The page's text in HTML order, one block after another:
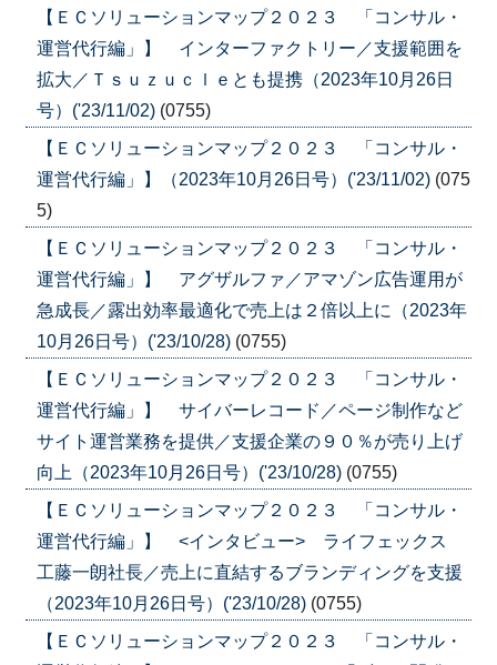
【ＥＣソリューションマップ２０２３ 「コンサル・
運営代行編」】 インターファクトリー／支援範囲を
拡大／Ｔｓｕｚｕｃｌｅとも提携（2023年10月26日
号）('23/11/02) (0755)
【ＥＣソリューションマップ２０２３ 「コンサル・
運営代行編」】（2023年10月26日号）('23/11/02) (075
5)
【ＥＣソリューションマップ２０２３ 「コンサル・
運営代行編」】 アグザルファ／アマゾン広告運用が
急成長／露出効率最適化で売上は２倍以上に（2023年
10月26日号）('23/10/28) (0755)
【ＥＣソリューションマップ２０２３ 「コンサル・
運営代行編」】 サイバーレコード／ページ制作など
サイト運営業務を提供／支援企業の９０％が売り上げ
向上（2023年10月26日号）('23/10/28) (0755)
【ＥＣソリューションマップ２０２３ 「コンサル・
運営代行編」】 <インタビュー> ライフェックス
工藤一朗社長／売上に直結するブランディングを支援
（2023年10月26日号）('23/10/28) (0755)
【ＥＣソリューションマップ２０２３ 「コンサル・